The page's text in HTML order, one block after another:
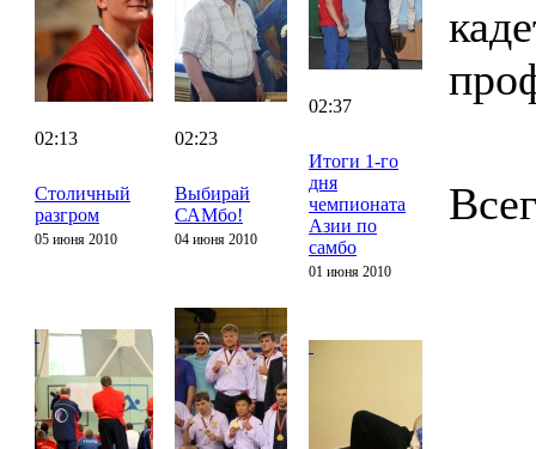
02:13
Столичный
разгром
05 июня 2010
02:23
Выбирай
САМбо!
04 июня 2010
02:37
Итоги 1-го
дня
чемпионата
Азии по
самбо
01 июня 2010